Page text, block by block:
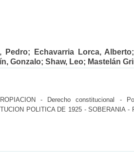
Pedro; Echavarria Lorca,
Gonzalo; Shaw, Leo; Mastelán
- Derecho constitucional -
POLITICA DE 1925 - SOBERANIA -